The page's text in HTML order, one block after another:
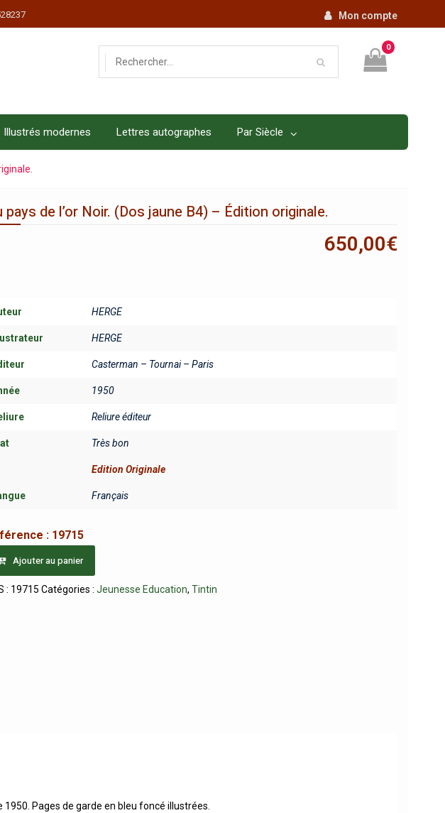
Mon compte
0
Illustrés modernes Lettres autographes Par Siècle
pays de l’or Noir. (Dos jaune B4) – Édition originale.
650,00€
HERGE
HERGE
Casterman – Tournai – Paris
1950
Reliure éditeur
Très bon
Edition Originale
Français
: 19715
Ajouter au panier
: 19715 Catégories :Jeunesse Education,Tintin
Pages de garde en bleu foncé illustrées.